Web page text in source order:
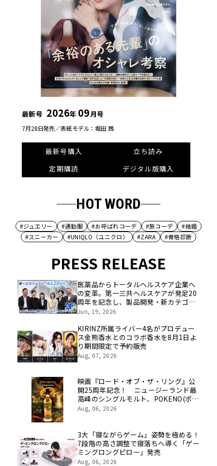
最新号 2026年 09月号
7月28日発売／表紙モデル：堀田 茜
最新号購入
立ち読み
定期購読
デジタル版購入
HOT WORD
#ジュエリー #通勤服 #お呼ばれコーデ #旅コーデ
#結婚
#スニーカー
#UNIQLO（ユニクロ） #ZARA #骨格診断
PRESS RELEASE
医薬品からトータルヘルスケア企業へ
の変革。第一三共ヘルスケアが発足20
周年を記念し、製品開発・新カテゴリ
挑戦の舞台や旧社統合時のエピソード
像を公開！
Jun, 19, 2026
KIRINZ所属ライバー4名がプロデュー
ス金熊香水とのコラボ香水を8月1日よ
り期間限定で予約販売
Aug, 07, 2026
映画『ロード・オブ・ザ・リング』公
開25周年記念！ ニュージーランド最
高峰のシングルモルト、POKENO(ポケ
ノ)より 数量限定ウイスキー「リング
Aug, 06, 2026
3大「寝ながらゲーム」姿勢を極める！
7段階の高さ調整で寝落ちへ導く「ゲー
ミングロングピロー」発売
Aug, 06, 2026